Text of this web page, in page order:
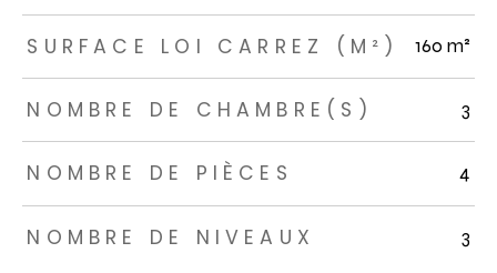
SURFACE LOI CARREZ (M²) 160 m²
NOMBRE DE CHAMBRE(S) 3
NOMBRE DE PIÈCES 4
NOMBRE DE NIVEAUX 3